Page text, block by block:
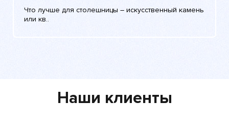
Что лучше для столешницы – искусственный камень
или кв..
Наши клиенты